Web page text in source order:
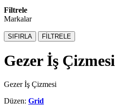
Filtrele
Markalar
SIFIRLA FİLTRELE
Gezer İş Çizmesi
Gezer İş Çizmesi
Düzen: Grid